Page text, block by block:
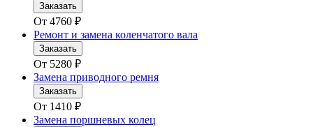
Заказать
От 4760 ₽
Ремонт и замена коленчатого вала
Заказать
От 5280 ₽
Замена приводного ремня
Заказать
От 1410 ₽
Замена поршневых колец